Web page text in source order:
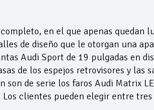
en el que apenas quedan
de diseño que le otorgan una
Audi Sport de 19 pulgadas en
de los espejos retrovisores y las
son de serie los faros Audi Matrix
clientes pueden elegir entre